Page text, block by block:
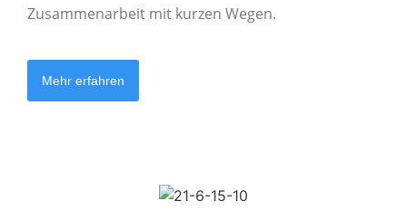
Zusammenarbeit mit kurzen Wegen.
Mehr erfahren